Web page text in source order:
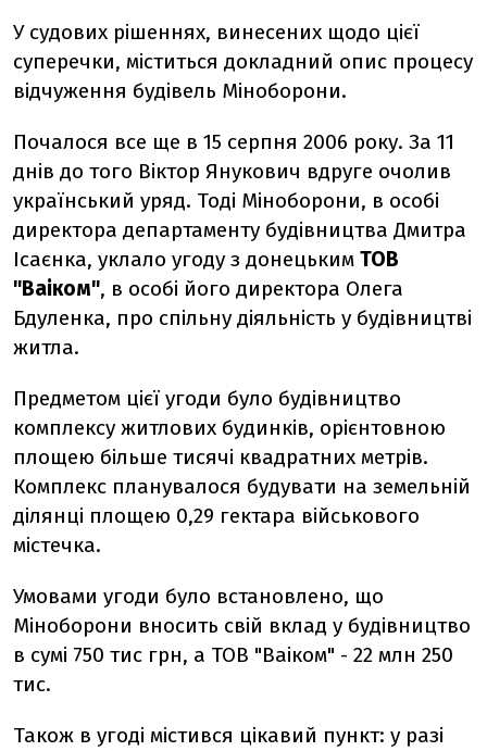
У судових рішеннях, винесених щодо цієї
суперечки, міститься докладний опис процесу
відчуження будівель Міноборони.
Почалося все ще в 15 серпня 2006 року. За 11
днів до того Віктор Янукович вдруге очолив
український уряд. Тоді Міноборони, в особі
директора департаменту будівництва Дмитра
Ісаєнка, уклало угоду з донецьким ТОВ
"Ваіком", в особі його директора Олега
Бдуленка, про спільну діяльність у будівництві
житла.
Предметом цієї угоди було будівництво
комплексу житлових будинків, орієнтовною
площею більше тисячі квадратних метрів.
Комплекс планувалося будувати на земельній
ділянці площею 0,29 гектара військового
містечка.
Умовами угоди було встановлено, що
Міноборони вносить свій вклад у будівництво
в сумі 750 тис грн, а ТОВ "Ваіком" - 22 млн 250
тис.
Також в угоді містився цікавий пункт: у разі